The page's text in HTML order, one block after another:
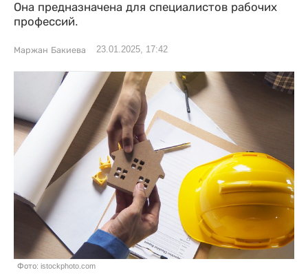
Она предназначена для специалистов рабочих
профессий.
Маржан Бакиева 23.01.2025, 17:42
Фото: istockphoto.com